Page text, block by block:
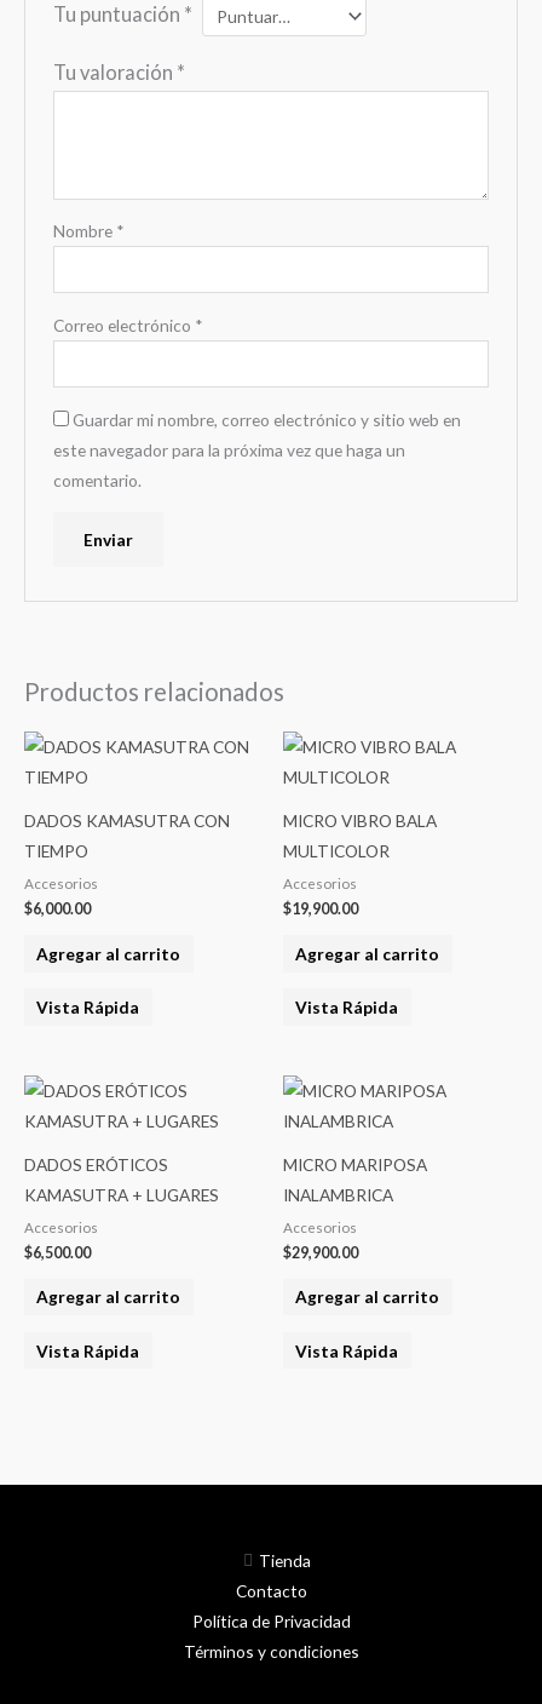
Tu puntuación *
Tu valoración *
Nombre *
Correo electrónico *
Guardar mi nombre, correo electrónico y sitio web en
este navegador para la próxima vez que haga un
comentario.
Productos relacionados
DADOS KAMASUTRA CON
TIEMPO
Accesorios
$6,000.00
Agregar al carrito
Vista Rápida
MICRO VIBRO BALA
MULTICOLOR
Accesorios
$19,900.00
Agregar al carrito
Vista Rápida
DADOS ERÓTICOS
KAMASUTRA + LUGARES
Accesorios
$6,500.00
Agregar al carrito
Vista Rápida
MICRO MARIPOSA
INALAMBRICA
Accesorios
$29,900.00
Agregar al carrito
Vista Rápida
Tienda
Contacto
Política de Privacidad
Términos y condiciones